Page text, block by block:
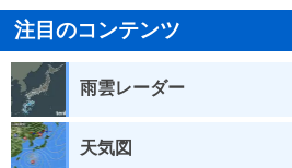
注目のコンテンツ
雨雲レーダー
天気図